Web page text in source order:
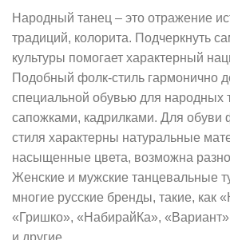
Народный танец – это отражение
традиций, колорита. Подчеркнуть
культуры помогает характерный
Подобный фолк-стиль гармонично
специальной обувью для народных
сапожками, кадрилками. Для обуви
стиля характерны натуральные
насыщенные цвета, возможна
Женские и мужские танцевальные
многие русские бренды, такие, как
«Гришко», «НабирайКа»,
и другие.